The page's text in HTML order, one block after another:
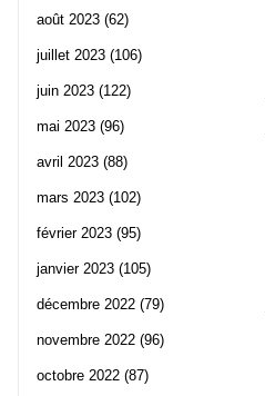
août 2023 (62)
juillet 2023 (106)
juin 2023 (122)
mai 2023 (96)
avril 2023 (88)
mars 2023 (102)
février 2023 (95)
janvier 2023 (105)
décembre 2022 (79)
novembre 2022 (96)
octobre 2022 (87)